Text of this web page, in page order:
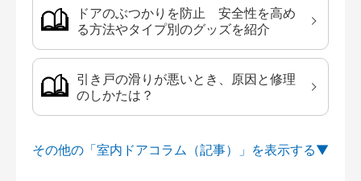
ドアのぶつかりを防止 安全性を高め
る方法やタイプ別のグッズを紹介
引き戸の滑りが悪いとき、原因と修理
のしかたは？
その他の「室内ドアコラム（記事）」を